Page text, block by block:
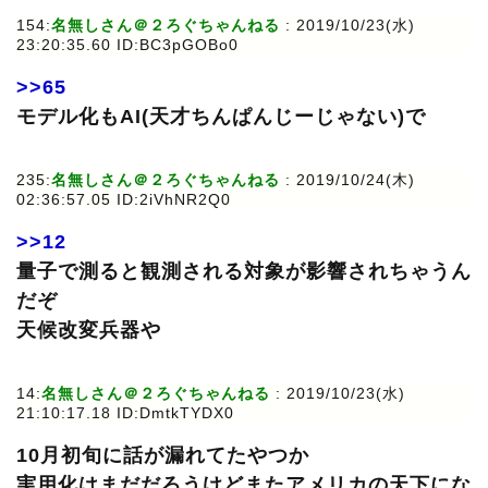
154:名無しさん＠２ろぐちゃんねる : 2019/10/23(水)
23:20:35.60 ID:BC3pGOBo0
>>65
モデル化もAI(天才ちんぱんじーじゃない)で
235:名無しさん＠２ろぐちゃんねる : 2019/10/24(木)
02:36:57.05 ID:2iVhNR2Q0
>>12
量子で測ると観測される対象が影響されちゃうん
だぞ
天候改変兵器や
14:名無しさん＠２ろぐちゃんねる : 2019/10/23(水)
21:10:17.18 ID:DmtkTYDX0
10月初旬に話が漏れてたやつか